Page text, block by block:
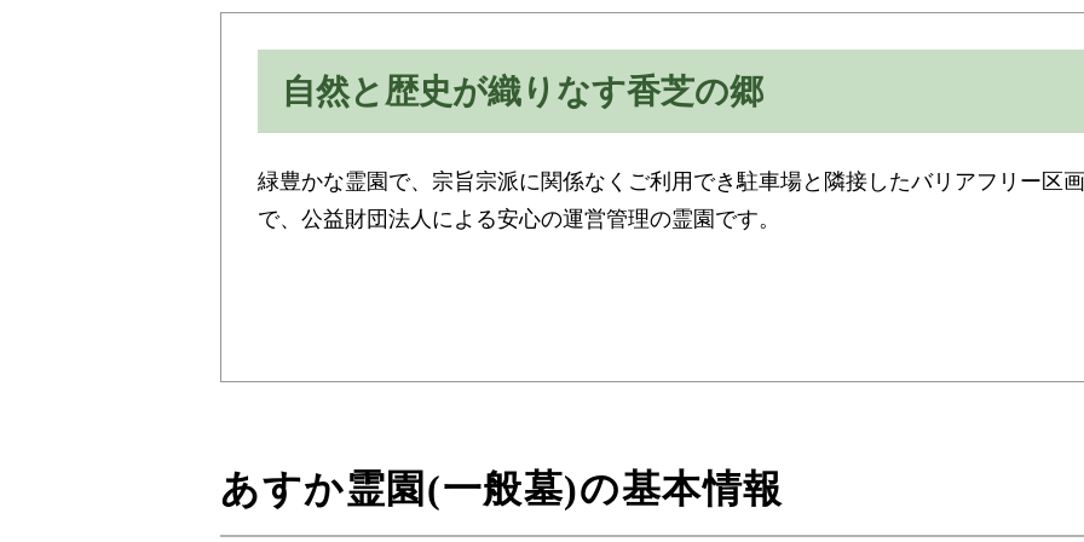
自然と歴史が織りなす香芝の郷
緑豊かな霊園で、宗旨宗派に関係なくご利用でき駐車場と隣接したバリアフリー区画
で、公益財団法人による安心の運営管理の霊園です。
あすか霊園(一般墓)の基本情報